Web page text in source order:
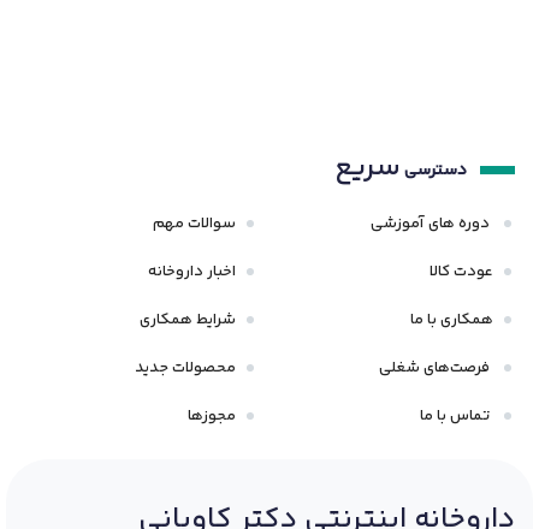
دسترسی سریع
دوره های آموزشی
عودت کالا
همکاری با ما
فرصت‌های شغلی
تماس با ما
سوالات مهم
اخبار داروخانه
شرایط همکاری
محصولات جدید
مجوزها
داروخانه اینترنتی دکتر کاویانی